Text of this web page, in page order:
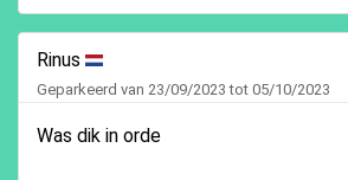
Rinus
Geparkeerd van 23/09/2023 tot 05/10/2023
Was dik in orde